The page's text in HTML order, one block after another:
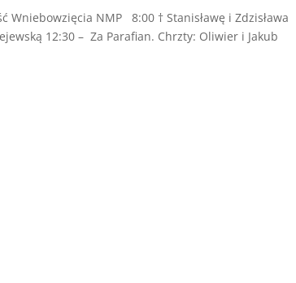
Wniebowzięcia NMP 8:00 † Stanisławę i Zdzisława
12:30 – Za Parafian. Chrzty: Oliwier i Jakub